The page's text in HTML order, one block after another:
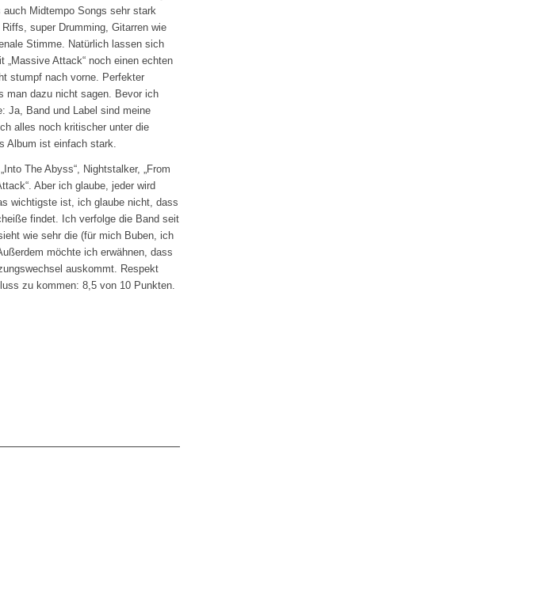
Midtempo Songs sehr stark
super Drumming, Gitarren wie
Stimme. Natürlich lassen sich
„Massive Attack“ noch einen echten
stumpf nach vorne. Perfekter
man dazu nicht sagen. Bevor ich
Ja, Band und Label sind meine
alles noch kritischer unter die
Album ist einfach stark.
The Abyss“, Nightstalker, „From
Aber ich glaube, jeder wird
wichtigste ist, ich glaube nicht, dass
findet. Ich verfolge die Band seit
wie sehr die (für mich Buben, ich
möchte ich erwähnen, dass
auskommt. Respekt
zu kommen: 8,5 von 10 Punkten.